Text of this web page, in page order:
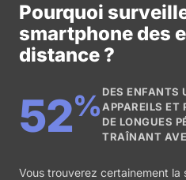
Pourquoi
smartphone des
distance ?
52% DES ENFANTS
APPAREILS ET
DE LONGUES
TRAÎNANT
Vous trouverez certainement la